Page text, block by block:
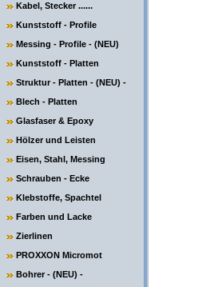
Kabel, Stecker ......
Kunststoff - Profile
Messing - Profile - (NEU)
Kunststoff - Platten
Struktur - Platten - (NEU) -
Blech - Platten
Glasfaser & Epoxy
Hölzer und Leisten
Eisen, Stahl, Messing
Schrauben - Ecke
Klebstoffe, Spachtel
Farben und Lacke
Zierlinen
PROXXON Micromot
Bohrer - (NEU) -